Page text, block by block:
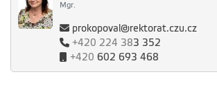
Mgr.
prokopoval@rektorat.czu.cz
+420 224 383 352
+420 602 693 468